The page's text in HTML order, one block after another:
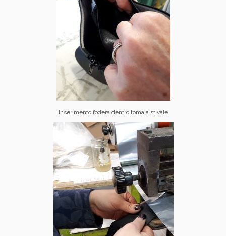
Inserimento fodera dentro tomaia stivale